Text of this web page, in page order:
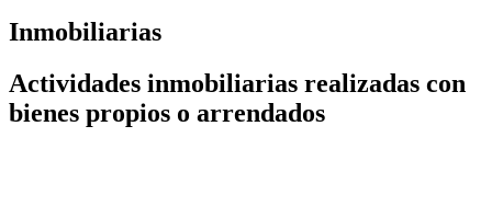
Inmobiliarias
Actividades inmobiliarias realizadas con
bienes propios o arrendados